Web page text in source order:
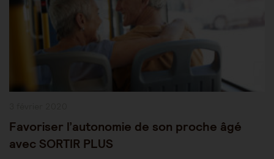
Favoriser l’autonomie de son proche âgé
avec SORTIR PLUS